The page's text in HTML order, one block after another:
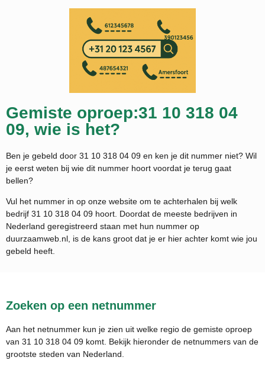
Gemiste oproep:31 10 318 04
09, wie is het?
Ben je gebeld door 31 10 318 04 09 en ken je dit nummer niet? Wil
je eerst weten bij wie dit nummer hoort voordat je terug gaat
bellen?
Vul het nummer in op onze website om te achterhalen bij welk
bedrijf 31 10 318 04 09 hoort. Doordat de meeste bedrijven in
Nederland geregistreerd staan met hun nummer op
duurzaamweb.nl, is de kans groot dat je er hier achter komt wie jou
gebeld heeft.
Zoeken op een netnummer
Aan het netnummer kun je zien uit welke regio de gemiste oproep
van 31 10 318 04 09 komt. Bekijk hieronder de netnummers van de
grootste steden van Nederland.